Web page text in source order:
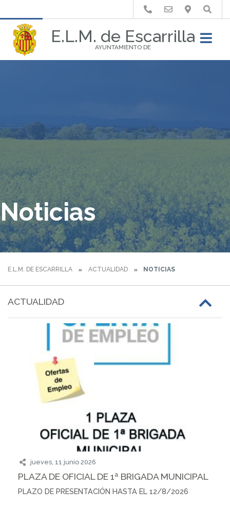
E.L.M. de Escarrilla
AYUNTAMIENTO DE
Buscar
Noticias
E.L.M. DE ESCARRILLA ACTUALIDAD NOTICIAS
ACTUALIDAD
jueves, 11 junio 2026
PLAZA DE OFICIAL DE 1ª BRIGADA MUNICIPAL
PLAZO DE PRESENTACIÓN HASTA EL 12/8/2026